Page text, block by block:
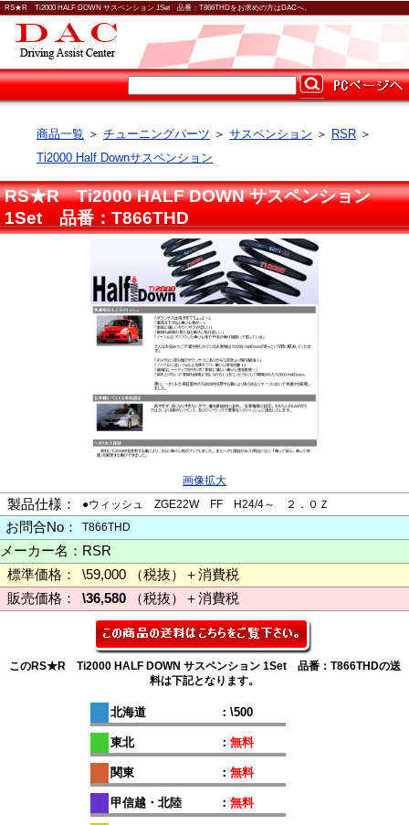
RS★R Ti2000 HALF DOWN サスペンション 1Set 品番：T866THDをお求めの方はDACへ。
商品一覧 ＞ チューニングパーツ ＞ サスペンション ＞ RSR ＞
Ti2000 Half Downサスペンション
RS★R Ti2000 HALF DOWN サスペンション
1Set 品番：T866THD
画像拡大
製品仕様： ●ウィッシュ ZGE22W FF H24/4～ ２．０Ｚ
お問合No： T866THD
メーカー名： RSR
標準価格：
\59,000 （税抜）＋消費税
販売価格：
\36,580 （税抜）＋消費税
このRS★R Ti2000 HALF DOWN サスペンション 1Set 品番：T866THDの送
料は下記となります。
北海道 ：\500
東北 ： 無料
関東 ： 無料
甲信越・北陸 ： 無料